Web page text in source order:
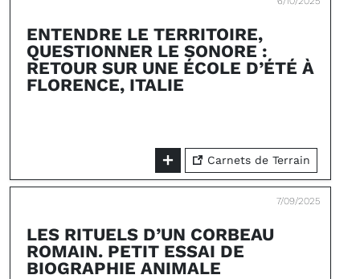
ENTENDRE LE TERRITOIRE,
QUESTIONNER LE SONORE :
RETOUR SUR UNE ÉCOLE D’ÉTÉ À
FLORENCE, ITALIE
Carnets de Terrain
7/09/2025
LES RITUELS D’UN CORBEAU
ROMAIN. PETIT ESSAI DE
BIOGRAPHIE ANIMALE